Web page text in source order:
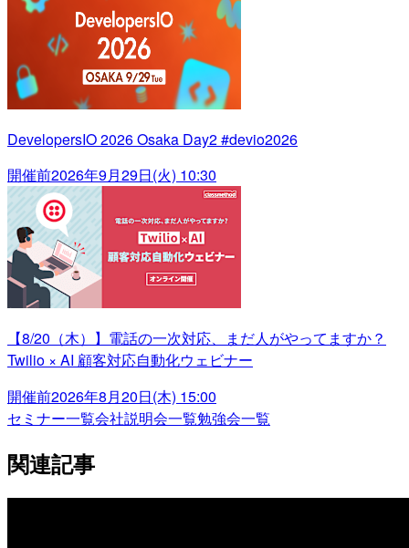
DevelopersIO 2026 Osaka Day2 #devio2026
開催前2026年9月29日(火) 10:30
【8/20（木）】電話の一次対応、まだ人がやってますか？
Twilio × AI 顧客対応自動化ウェビナー
開催前2026年8月20日(木) 15:00
セミナー一覧会社説明会一覧勉強会一覧
関連記事